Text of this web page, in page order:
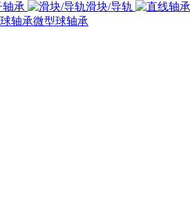
轴承 滑块/导轨
微型球轴承